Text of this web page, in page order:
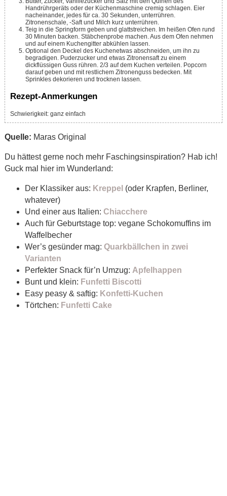
Handrührgeräts oder der Küchenmaschine cremig schlagen. Eier
nacheinander, jedes für ca. 30 Sekunden, unterrühren.
Zitronenschale, -Saft und Milch kurz unterrühren.
Teig in die Springform geben und glattstreichen. Im heißen Ofen rund
30 Minuten backen. Stäbchenprobe machen. Aus dem Ofen nehmen
und auf einem Kuchengitter abkühlen lassen.
Optional den Deckel des Kuchenetwas abschneiden, um ihn zu
begradigen. Puderzucker und etwas Zitronensaft zu einem
dickflüssigen Guss rühren. 2/3 auf dem Kuchen verteilen. Popcorn
darauf geben und mit restlichem Zitronenguss bedecken. Mit
Sprinkles dekorieren und trocknen lassen.
Rezept-Anmerkungen
Schwierigkeit: ganz einfach
Quelle: Maras Original
Du hättest gerne noch mehr Faschingsinspiration? Hab ich!
Guck mal hier im Wunderland:
Der Klassiker aus: Kreppel (oder Krapfen, Berliner,
whatever)
Und einer aus Italien: Chiacchere
Auch für Geburtstage top: vegane Schokomuffins im
Waffelbecher
Wer’s gesünder mag: Quarkbällchen in zwei
Varianten
Perfekter Snack für’n Umzug: Apfelhappen
Bunt und klein: Funfetti Biscotti
Easy peasy & saftig: Konfetti-Kuchen
Törtchen: Funfetti Cake